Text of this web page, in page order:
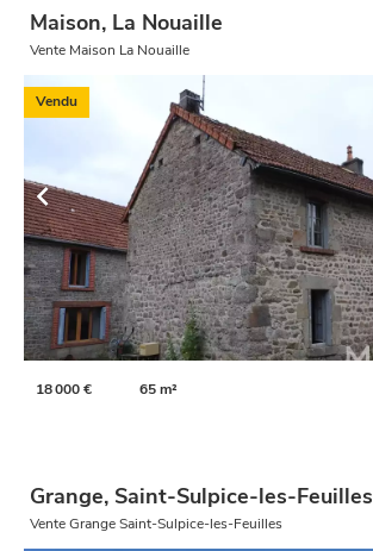
Maison, La Nouaille
Vente Maison La Nouaille
18 000 € 65 m²
Vendu
Grange, Saint-Sulpice-les-Feuilles
Vente Grange Saint-Sulpice-les-Feuilles